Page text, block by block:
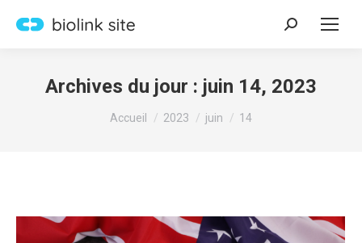
Recherche
Archives du jour : juin 14, 2023
Vous êtes ici :
Accueil 2023 juin 14